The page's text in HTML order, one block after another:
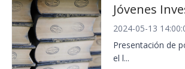
Jóvenes
2024-05-13
Presentación de
el l...